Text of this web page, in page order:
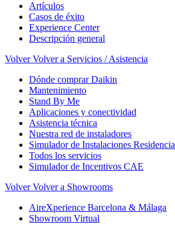
Artículos
Casos de éxito
Experience Center
Descripción general
Volver Volver a Servicios / Asistencia
Dónde comprar Daikin
Mantenimiento
Stand By Me
Aplicaciones y conectividad
Asistencia técnica
Nuestra red de instaladores
Simulador de Instalaciones
Todos los servicios
Simulador de Incentivos CAE
Volver Volver a Showrooms
AireXperience Barcelona & Málaga
Showroom Virtual